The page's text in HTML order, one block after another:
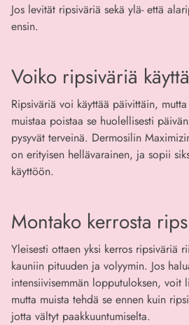
Jos levität ripsiväriä sekä ylä- että
ensin.
Voiko ripsiväriä
Ripsiväriä voi käyttää päivittäin,
muistaa poistaa se huolellisesti
pysyvät terveinä. Dermosilin
on erityisen hellävarainen, ja sopii
käyttöön.
Montako kerrosta
Yleisesti ottaen yksi kerros ripsiväriä
kauniin pituuden ja volyymin. Jos
intensiivisemmän lopputuloksen, voit
mutta muista tehdä se ennen kuin
jotta vältyt paakkuuntumiselta.